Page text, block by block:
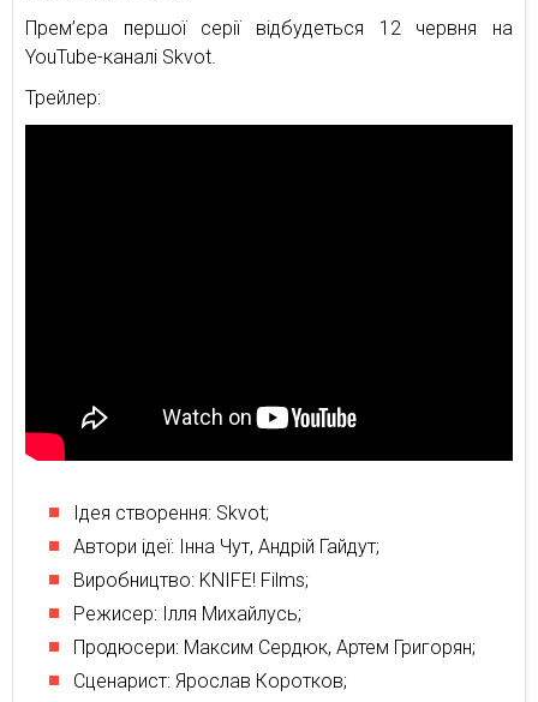
Прем’єра першої серії відбудеться 12 червня на
YouTube-каналі Skvot.
Трейлер:
Ідея створення: Skvot;
Автори ідеї: Інна Чут, Андрій Гайдут;
Виробництво: KNIFE! Films;
Режисер: Ілля Михайлусь;
Продюсери: Максим Сердюк, Артем Григорян;
Сценарист: Ярослав Коротков;